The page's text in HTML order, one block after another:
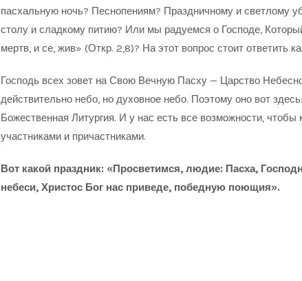
пасхальную ночь? Песнопениям? Праздничному и светлому
столу и сладкому питию? Или мы радуемся о Господе,
мертв, и се, жив» (Откр. 2,8)? На этот вопрос стоит ответить
Господь всех зовет на Свою Вечную Пасху — Царство
действительно небо, но духовное небо. Поэтому оно вот
Божественная Литургия. И у нас есть все возможности, чтобы
участниками и причастниками.
Вот какой праздник: «Просветимся, людие: Пасха,
небеси, Христос Бог нас приведе, победную поющия».